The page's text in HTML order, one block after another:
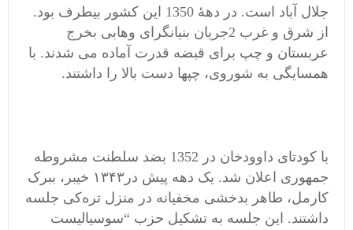
جلال آباد است. در دههٔ 1350 این کشور بیطرف بود.
از شرق و غرب 2جریان بنیانگرای وهابی بخرج
عربستان و چپ برای قبضه قدرت آماده می شدند. با
همسایگی به شوروی، چپها دست بالا را داشتند.
با کودتای داوودخان در 1352 بضد سلطنت مشروطه
جمهوری اعلان شد. یک دهه پیش در۱۳۴۳ خیبر، ببرک
کارمل، طاهر بدخشی مخفیانه در منزل تره‌کی جلسه
داشتند. این جلسه به تشکیل حزب “سوسیالیست